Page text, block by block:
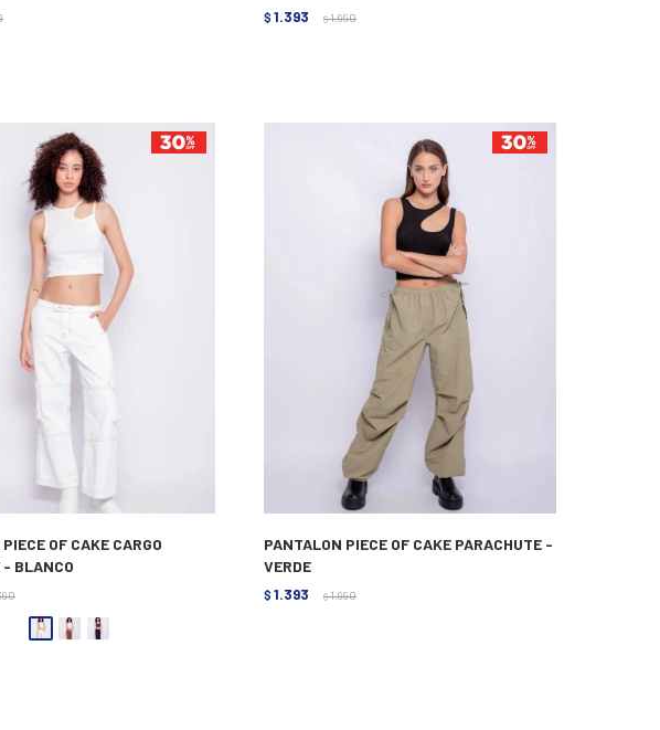
$ 1.393 $ 1.990
OF CAKE CARGO
- BLANCO
PANTALON PIECE OF CAKE PARACHUTE -
VERDE
$ 1.393 $ 1.990